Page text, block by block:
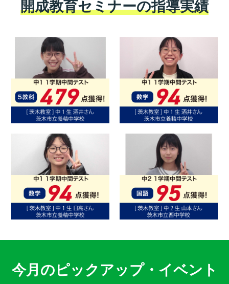
開成教育セミナーの指導実績
今月のピックアップ・イベント